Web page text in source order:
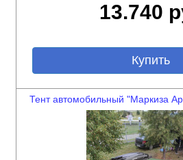
13.740
Купить
Тент автомобильный "Маркиза